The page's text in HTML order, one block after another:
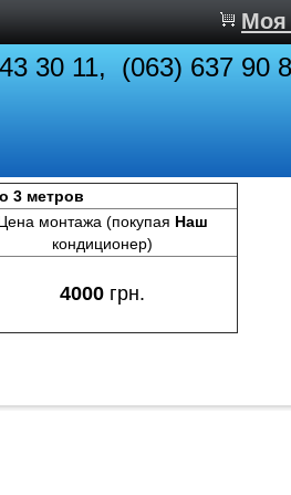
Моя
30 11, (063) 637 90
3 метров
монтажа (покупая Наш
кондиционер)
4000 грн.